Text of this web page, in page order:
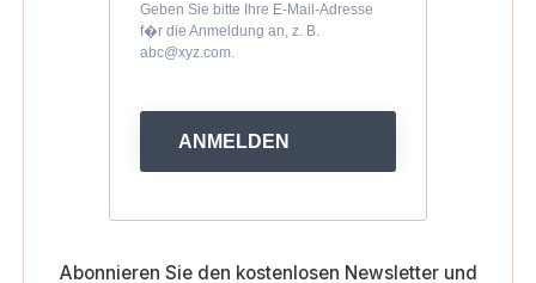
Geben Sie bitte Ihre E-Mail-Adresse
f�r die Anmeldung an, z. B.
abc@xyz.com.
ANMELDEN
Abonnieren Sie den kostenlosen Newsletter und